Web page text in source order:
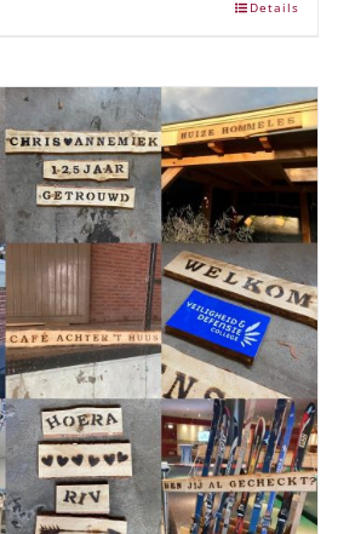
Details